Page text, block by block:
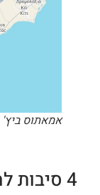
אמאתוס ביץ'